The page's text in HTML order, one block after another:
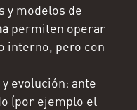
y modelos de
permiten operar
interno, pero con
evolución: ante
(por ejemplo el